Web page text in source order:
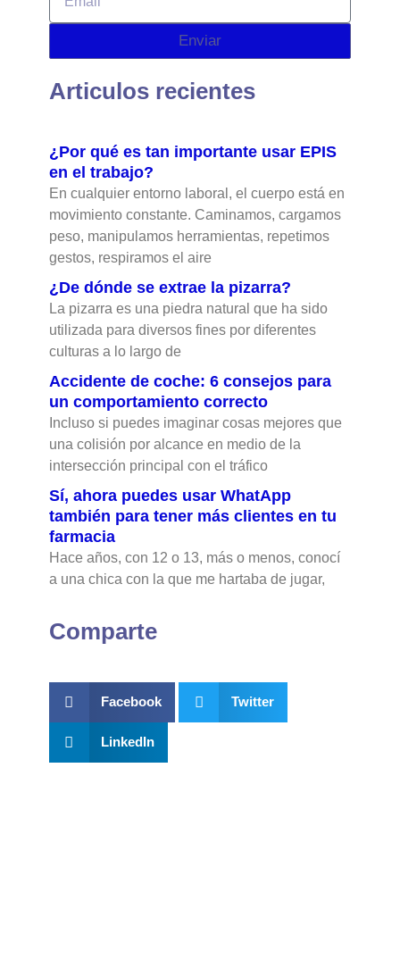
Enviar
Articulos recientes
¿Por qué es tan importante usar EPIS
en el trabajo?
En cualquier entorno laboral, el cuerpo está en
movimiento constante. Caminamos, cargamos
peso, manipulamos herramientas, repetimos
gestos, respiramos el aire
¿De dónde se extrae la pizarra?
La pizarra es una piedra natural que ha sido
utilizada para diversos fines por diferentes
culturas a lo largo de
Accidente de coche: 6 consejos para
un comportamiento correcto
Incluso si puedes imaginar cosas mejores que
una colisión por alcance en medio de la
intersección principal con el tráfico
Sí, ahora puedes usar WhatApp
también para tener más clientes en tu
farmacia
Hace años, con 12 o 13, más o menos, conocí
a una chica con la que me hartaba de jugar,
Comparte
Facebook Twitter
LinkedIn